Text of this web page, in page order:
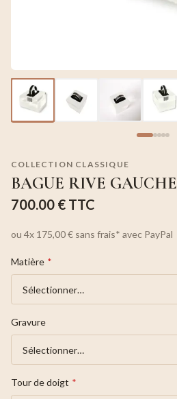
COLLECTION CLASSIQUE
BAGUE RIVE GAUCHE
700.00 € TTC
ou 4x 175,00 € sans frais* avec PayPal
Matière *
Gravure
Tour de doigt *